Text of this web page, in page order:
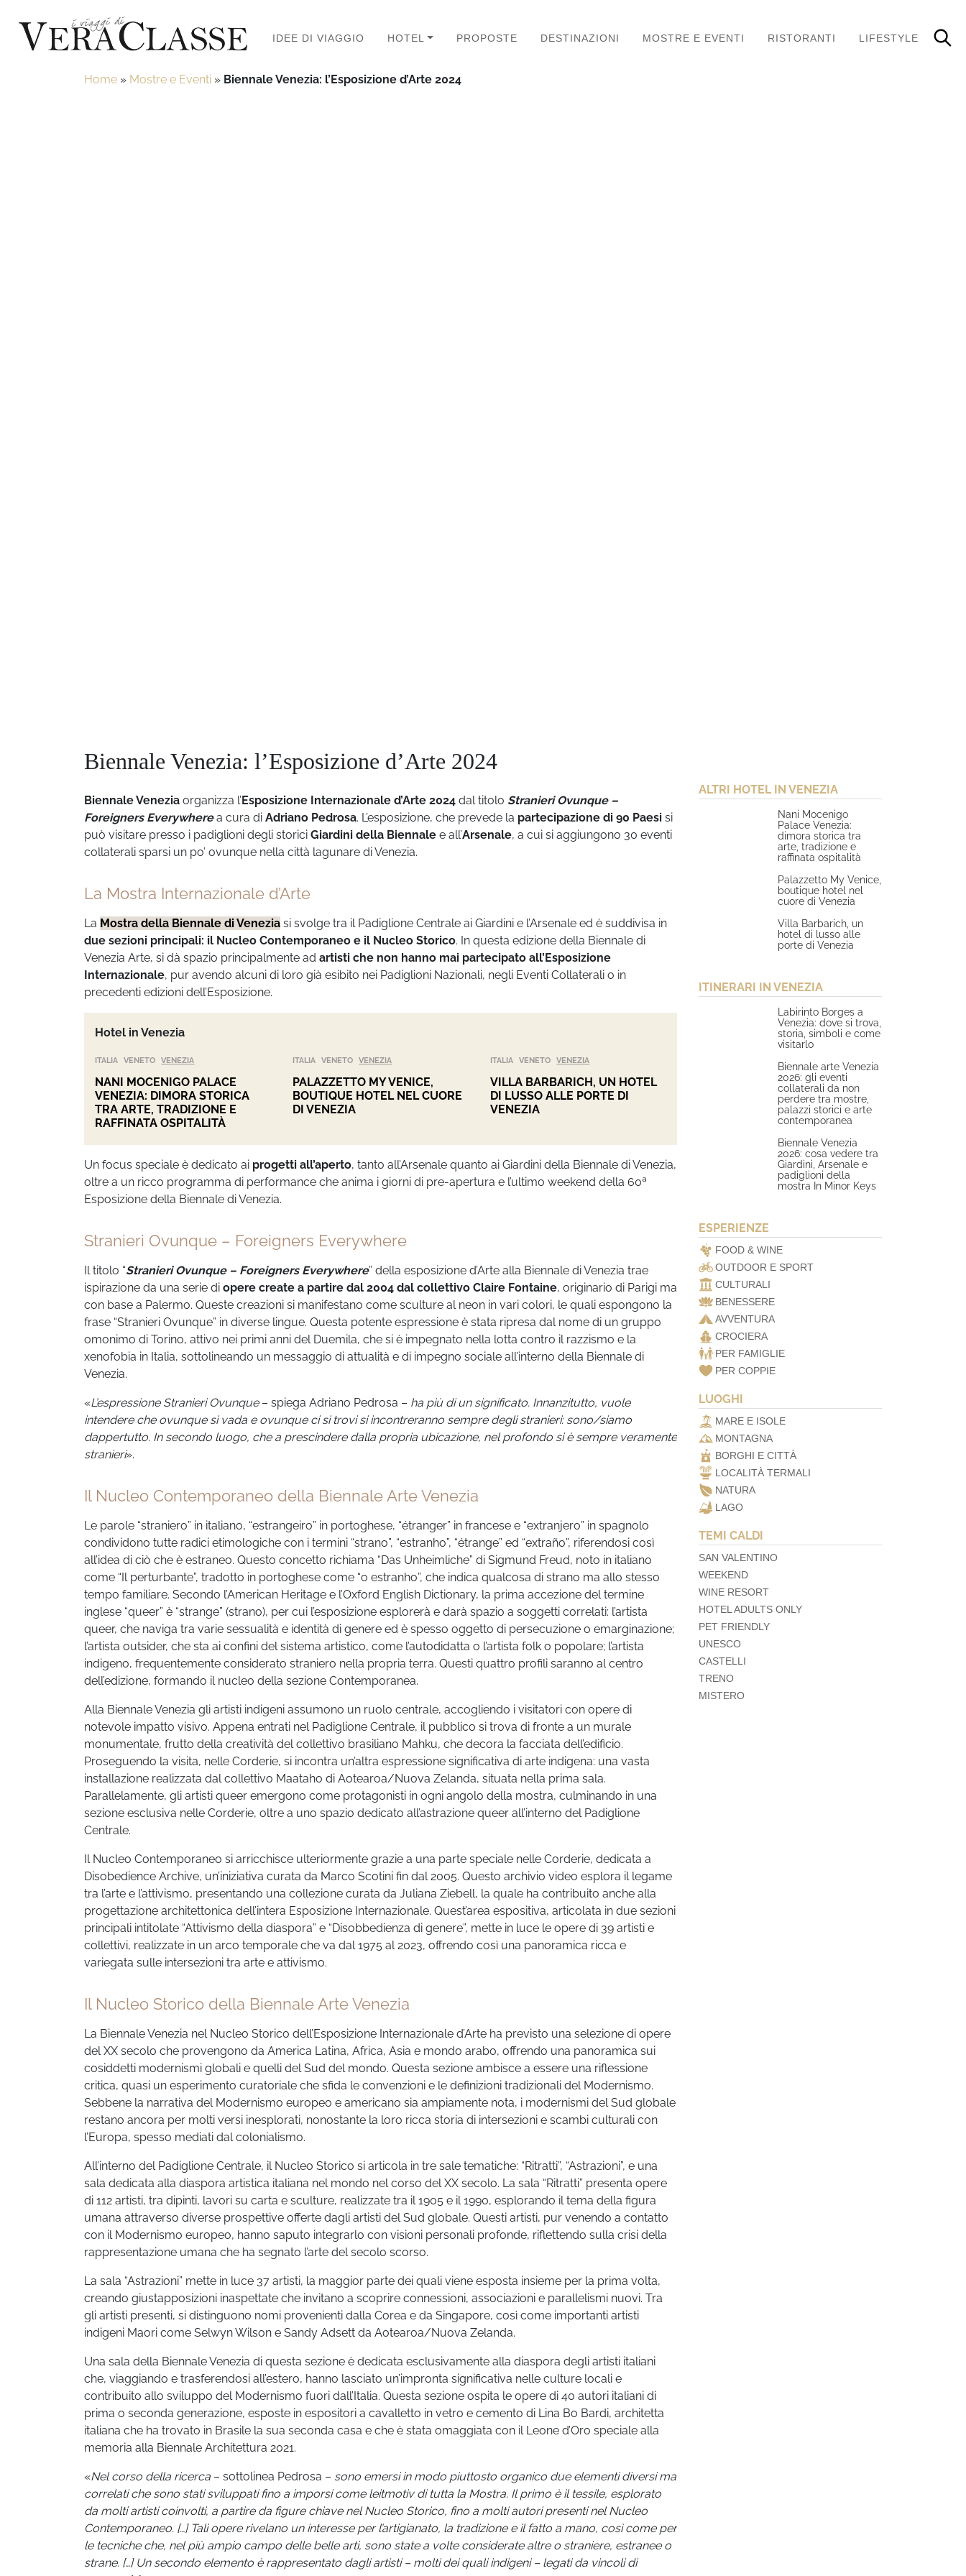
IDEE DI VIAGGIO HOTEL PROPOSTE DESTINAZIONI MOSTRE E EVENTI RISTORANTI LIFESTYLE
Home » Mostre e Eventi » Biennale Venezia: l’Esposizione d’Arte 2024
Biennale Venezia: l’Esposizione d’Arte 2024
Biennale Venezia organizza l’Esposizione Internazionale d’Arte 2024 dal titolo StranieriOvunque –
Foreigners Everywherea cura di Adriano Pedrosa. L’esposizione, che prevede la partecipazione di 90 Paesi si
può visitare presso i padiglioni degli storici Giardini della Biennale e all’Arsenale, a cui si aggiungono 30 eventi
collaterali sparsi un po’ ovunque nella città lagunare di Venezia.
La Mostra Internazionale d’Arte
La Mostra della Biennale di Venezia si svolge tra il Padiglione Centrale ai Giardini e l’Arsenale ed è suddivisa in
due sezioni principali: il Nucleo Contemporaneo e il Nucleo Storico. In questa edizione della Biennale di
Venezia Arte, si dà spazio principalmente ad artisti che non hanno mai partecipato all’Esposizione
Internazionale, pur avendo alcuni di loro già esibito nei Padiglioni Nazionali, negli Eventi Collaterali o in
precedenti edizioni dell’Esposizione.
Hotel in Venezia
ITALIA VENETO VENEZIA
NANI MOCENIGO PALACE
VENEZIA: DIMORA STORICA
TRA ARTE, TRADIZIONE E
RAFFINATA OSPITALITÀ
ITALIA VENETO VENEZIA
PALAZZETTO MY VENICE,
BOUTIQUE HOTEL NEL CUORE
DI VENEZIA
ITALIA VENETO VENEZIA
VILLA BARBARICH, UN HOTEL
DI LUSSO ALLE PORTE DI
VENEZIA
Un focus speciale è dedicato ai progetti all’aperto, tanto all’Arsenale quanto ai Giardini della Biennale di Venezia,
oltre a un ricco programma di performance che anima i giorni di pre-apertura e l’ultimo weekend della 60ª
Esposizione della Biennale di Venezia.
Stranieri Ovunque – Foreigners Everywhere
Il titolo “Stranieri Ovunque – Foreigners Everywhere” della esposizione d’Arte alla Biennale di Venezia trae
ispirazione da una serie di opere create a partire dal 2004 dal collettivo Claire Fontaine, originario di Parigi ma
con base a Palermo. Queste creazioni si manifestano come sculture al neon in vari colori, le quali espongono la
frase “Stranieri Ovunque” in diverse lingue. Questa potente espressione è stata ripresa dal nome di un gruppo
omonimo di Torino, attivo nei primi anni del Duemila, che si è impegnato nella lotta contro il razzismo e la
xenofobia in Italia, sottolineando un messaggio di attualità e di impegno sociale all’interno della Biennale di
Venezia.
«L’espressione Stranieri Ovunque– spiega Adriano Pedrosa – ha più di un significato. Innanzitutto, vuole
intendere che ovunque si vada e ovunque ci si trovi si incontreranno sempre degli stranieri: sono/siamo
dappertutto. In secondo luogo, che a prescindere dalla propria ubicazione, nel profondo si è sempre veramente
stranieri».
Il Nucleo Contemporaneo della Biennale Arte Venezia
Le parole “straniero” in italiano, “estrangeiro” in portoghese, “étranger” in francese e “extranjero” in spagnolo
condividono tutte radici etimologiche con i termini “strano”, “estranho”, “étrange” ed “extraño”, riferendosi così
all’idea di ciò che è estraneo. Questo concetto richiama “Das Unheimliche” di Sigmund Freud, noto in italiano
come “Il perturbante”, tradotto in portoghese come “o estranho”, che indica qualcosa di strano ma allo stesso
tempo familiare. Secondo l’American Heritage e l’Oxford English Dictionary, la prima accezione del termine
inglese “queer” è “strange” (strano), per cui l’esposizione esplorerà e darà spazio a soggetti correlati: l’artista
queer, che naviga tra varie sessualità e identità di genere ed è spesso oggetto di persecuzione o emarginazione;
l’artista outsider, che sta ai confini del sistema artistico, come l’autodidatta o l’artista folk o popolare; l’artista
indigeno, frequentemente considerato straniero nella propria terra. Questi quattro profili saranno al centro
dell’edizione, formando il nucleo della sezione Contemporanea.
Alla Biennale Venezia gli artisti indigeni assumono un ruolo centrale, accogliendo i visitatori con opere di
notevole impatto visivo. Appena entrati nel Padiglione Centrale, il pubblico si trova di fronte a un murale
monumentale, frutto della creatività del collettivo brasiliano Mahku, che decora la facciata dell’edificio.
Proseguendo la visita, nelle Corderie, si incontra un’altra espressione significativa di arte indigena: una vasta
installazione realizzata dal collettivo Maataho di Aotearoa/Nuova Zelanda, situata nella prima sala.
Parallelamente, gli artisti queer emergono come protagonisti in ogni angolo della mostra, culminando in una
sezione esclusiva nelle Corderie, oltre a uno spazio dedicato all’astrazione queer all’interno del Padiglione
Centrale.
Il Nucleo Contemporaneo si arricchisce ulteriormente grazie a una parte speciale nelle Corderie, dedicata a
Disobedience Archive, un’iniziativa curata da Marco Scotini fin dal 2005. Questo archivio video esplora il legame
tra l’arte e l’attivismo, presentando una collezione curata da Juliana Ziebell, la quale ha contribuito anche alla
progettazione architettonica dell’intera Esposizione Internazionale. Quest’area espositiva, articolata in due sezioni
principali intitolate “Attivismo della diaspora” e “Disobbedienza di genere”, mette in luce le opere di 39 artisti e
collettivi, realizzate in un arco temporale che va dal 1975 al 2023, offrendo così una panoramica ricca e
variegata sulle intersezioni tra arte e attivismo.
Il Nucleo Storico della Biennale Arte Venezia
La Biennale Venezia nel Nucleo Storico dell’Esposizione Internazionale d’Arte ha previsto una selezione di opere
del XX secolo che provengono da America Latina, Africa, Asia e mondo arabo, offrendo una panoramica sui
cosiddetti modernismi globali e quelli del Sud del mondo. Questa sezione ambisce a essere una riflessione
critica, quasi un esperimento curatoriale che sfida le convenzioni e le definizioni tradizionali del Modernismo.
Sebbene la narrativa del Modernismo europeo e americano sia ampiamente nota, i modernismi del Sud globale
restano ancora per molti versi inesplorati, nonostante la loro ricca storia di intersezioni e scambi culturali con
l’Europa, spesso mediati dal colonialismo.
All’interno del Padiglione Centrale, il Nucleo Storico si articola in tre sale tematiche: “Ritratti”, “Astrazioni”, e una
sala dedicata alla diaspora artistica italiana nel mondo nel corso del XX secolo. La sala “Ritratti” presenta opere
di 112 artisti, tra dipinti, lavori su carta e sculture, realizzate tra il 1905 e il 1990, esplorando il tema della figura
umana attraverso diverse prospettive offerte dagli artisti del Sud globale. Questi artisti, pur venendo a contatto
con il Modernismo europeo, hanno saputo integrarlo con visioni personali profonde, riflettendo sulla crisi della
rappresentazione umana che ha segnato l’arte del secolo scorso.
La sala “Astrazioni” mette in luce 37 artisti, la maggior parte dei quali viene esposta insieme per la prima volta,
creando giustapposizioni inaspettate che invitano a scoprire connessioni, associazioni e parallelismi nuovi. Tra
gli artisti presenti, si distinguono nomi provenienti dalla Corea e da Singapore, così come importanti artisti
indigeni Maori come Selwyn Wilson e Sandy Adsett da Aotearoa/Nuova Zelanda.
Una sala della Biennale Venezia di questa sezione è dedicata esclusivamente alla diaspora degli artisti italiani
che, viaggiando e trasferendosi all’estero, hanno lasciato un’impronta significativa nelle culture locali e
contribuito allo sviluppo del Modernismo fuori dall’Italia. Questa sezione ospita le opere di 40 autori italiani di
prima o seconda generazione, esposte in espositori a cavalletto in vetro e cemento di Lina Bo Bardi, architetta
italiana che ha trovato in Brasile la sua seconda casa e che è stata omaggiata con il Leone d’Oro speciale alla
memoria alla Biennale Architettura 2021.
«Nel corso della ricerca – sottolinea Pedrosa – sono emersi in modo piuttosto organico due elementi diversi ma
correlati che sono stati sviluppati fino a imporsi come leitmotiv di tutta la Mostra. Il primo è il tessile, esplorato
da molti artisti coinvolti, a partire da figure chiave nel Nucleo Storico, fino a molti autori presenti nel Nucleo
Contemporaneo. […] Tali opere rivelano un interesse per l’artigianato, la tradizione e il fatto a mano, così come per
le tecniche che, nel più ampio campo delle belle arti, sono state a volte considerate altre o straniere, estranee o
strane. […] Un secondo elemento è rappresentato dagli artisti – molti dei quali indigeni – legati da vincoli di
ALTRI HOTEL IN VENEZIA
Nani Mocenigo
Palace Venezia:
dimora storica tra
arte, tradizione e
raffinata ospitalità
Palazzetto My Venice,
boutique hotel nel
cuore di Venezia
Villa Barbarich, un
hotel di lusso alle
porte di Venezia
ITINERARI IN VENEZIA
Labirinto Borges a
Venezia: dove si trova,
storia, simboli e come
visitarlo
Biennale arte Venezia
2026: gli eventi
collaterali da non
perdere tra mostre,
palazzi storici e arte
contemporanea
Biennale Venezia
2026: cosa vedere tra
Giardini, Arsenale e
padiglioni della
mostra In Minor Keys
ESPERIENZE
FOOD & WINE
OUTDOOR E SPORT
CULTURALI
BENESSERE
AVVENTURA
CROCIERA
PER FAMIGLIE
PER COPPIE
LUOGHI
MARE E ISOLE
MONTAGNA
BORGHI E CITTÀ
LOCALITÀ TERMALI
NATURA
LAGO
TEMI CALDI
SAN VALENTINO
WEEKEND
WINE RESORT
HOTEL ADULTS ONLY
PET FRIENDLY
UNESCO
CASTELLI
TRENO
MISTERO